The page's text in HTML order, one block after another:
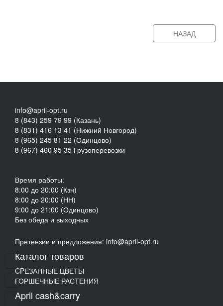
НАЗАД
info@april-opt.ru
8 (843) 259 79 99 (Казань)
8 (831) 416 13 41 (Нижний Новгород)
8 (965) 245 81 22 (Одинцово)
8 (967) 460 95 35 Грузоперевозки
Время работы:
8:00 до 20:00 (Кзн)
8:00 до 20:00 (НН)
9:00 до 21:00 (Одинцово)
Без обеда и выходных
Претензии и предложения: info@april-opt.ru
Каталог товаров
CPЕЗАННЫЕ ЦВЕТЫ
ГОРШЕЧНЫЕ РАСТЕНИЯ
April cash&carry